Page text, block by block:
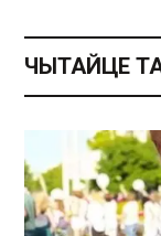
ЧЫТАЙЦЕ